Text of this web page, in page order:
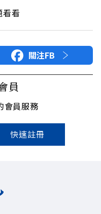
看看
關注FB
員
會員服務
快速註冊